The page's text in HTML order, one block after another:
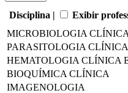
Disciplina | Exibir
MICROBIOLOGIA CLÍNICA
PARASITOLOGIA CLÍNICA
HEMATOLOGIA CLÍNICA
BIOQUÍMICA CLÍNICA
IMAGENOLOGIA